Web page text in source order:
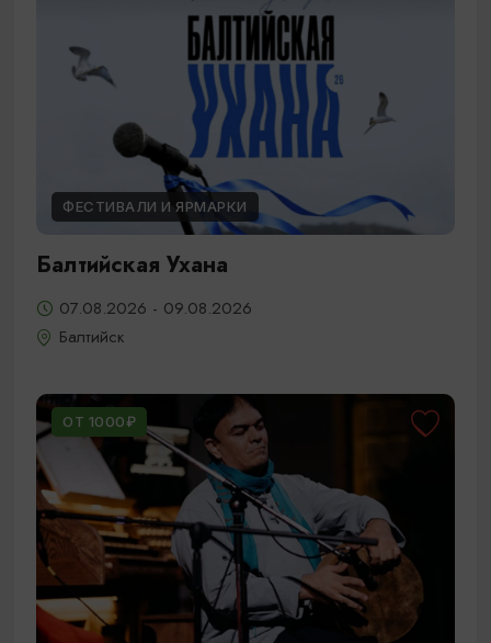
ФЕСТИВАЛИ И ЯРМАРКИ
Балтийская Ухана
07.08.2026 - 09.08.2026
Балтийск
ОТ 1000₽